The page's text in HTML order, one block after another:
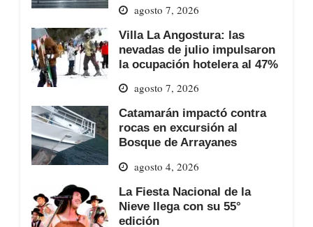
agosto 7, 2026
Villa La Angostura: las
nevadas de julio impulsaron
la ocupación hotelera al 47%
agosto 7, 2026
Catamarán impactó contra
rocas en excursión al
Bosque de Arrayanes
agosto 4, 2026
La Fiesta Nacional de la
Nieve llega con su 55°
edición